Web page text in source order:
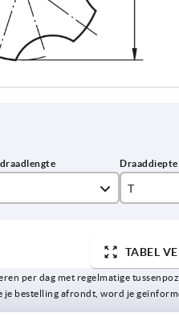
T
10
12
TABEL
per dag met regelmatige
je bestelling afrondt, word je